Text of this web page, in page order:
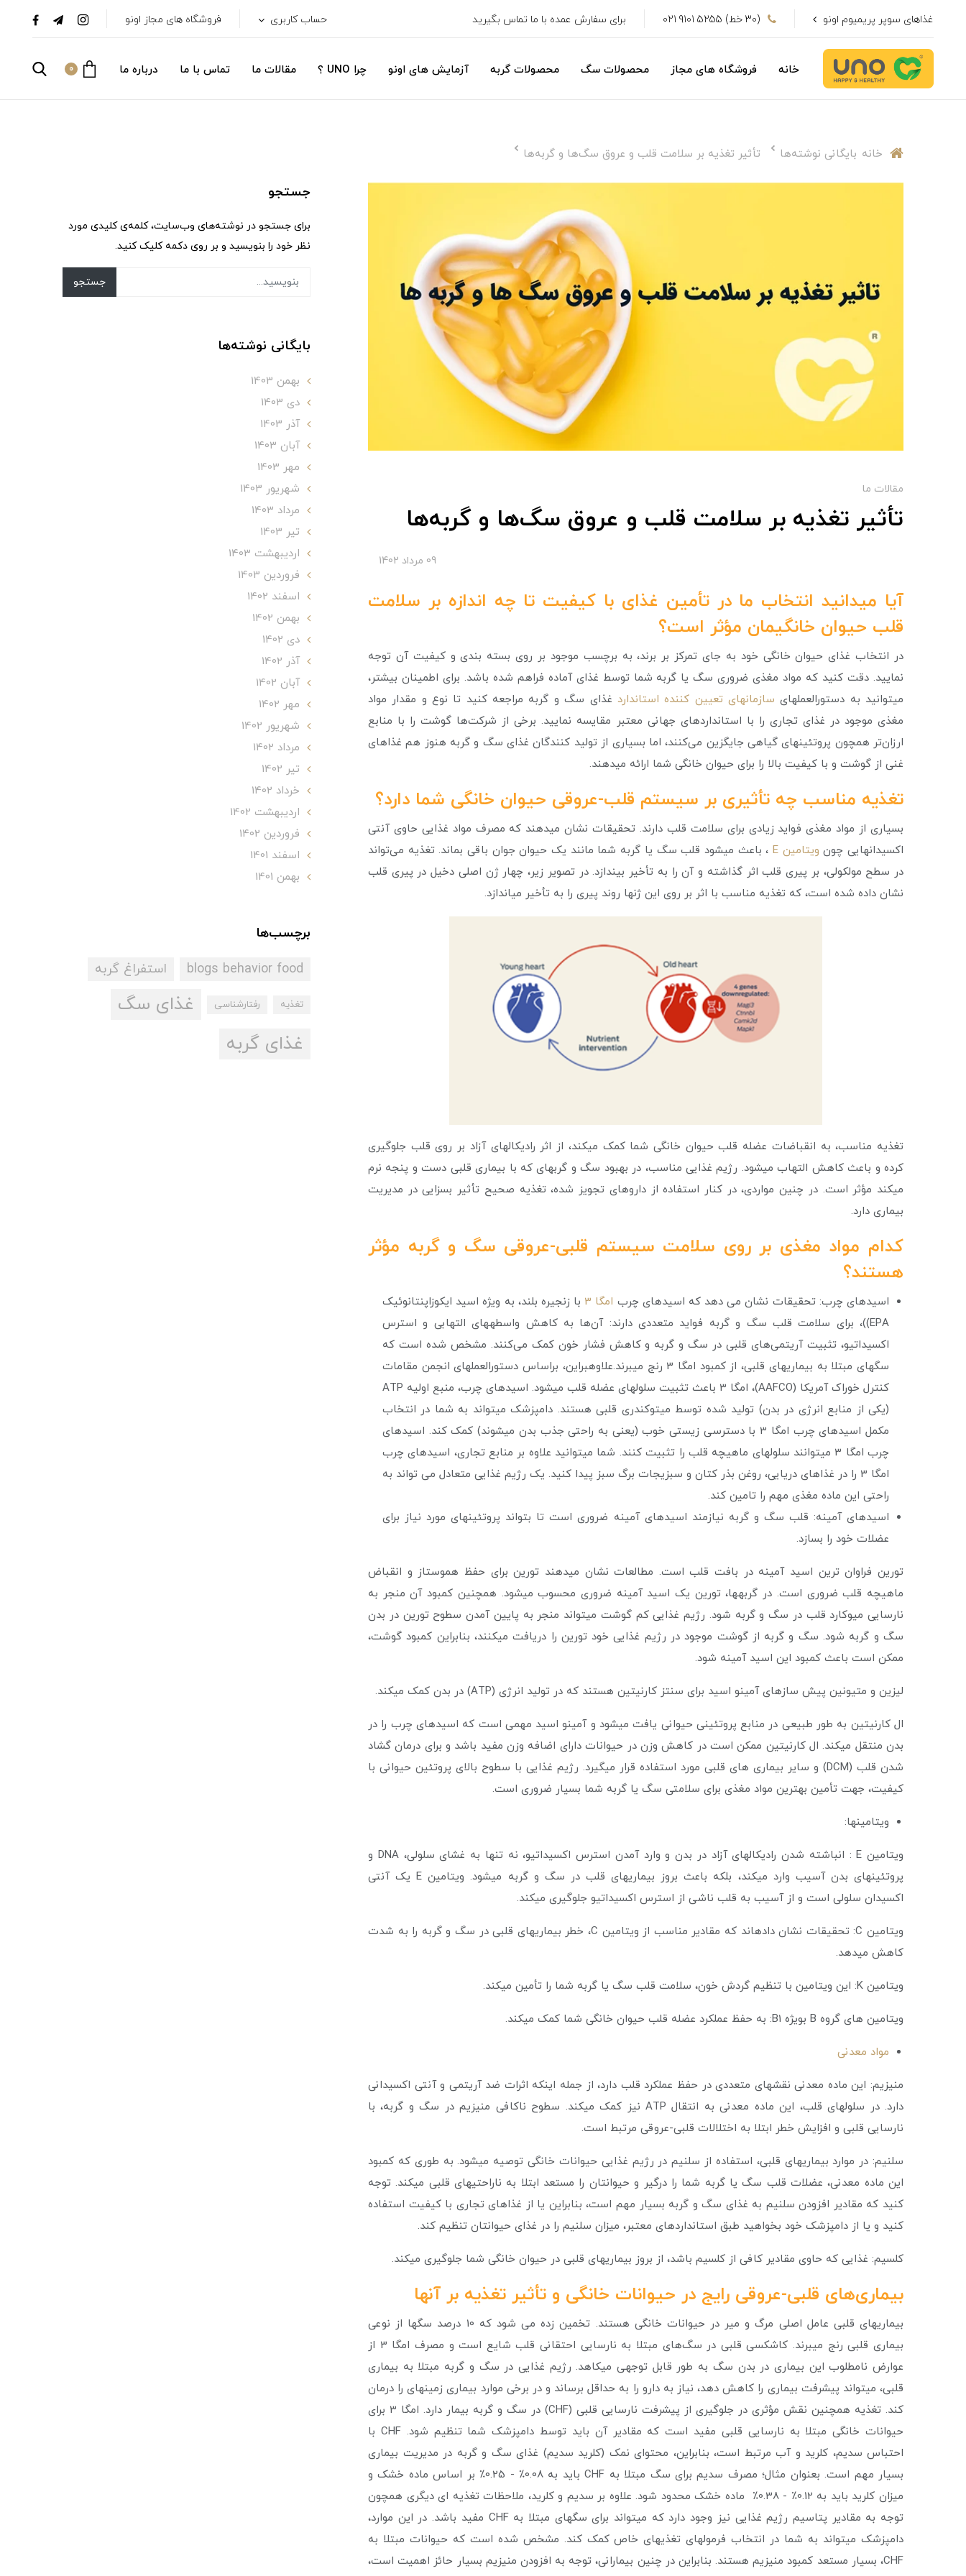
غذاهای سوپر پریمیوم اونو (30 خط) 5255 9101 021 برای سفارش عمده با ما تماس بگیرید حساب کاربری فروشگاه های مجاز اونو
خانه فروشگاه های مجاز محصولات سگ محصولات گربه آزمایش های اونو چرا UNO ؟ مقالات ما تماس با ما درباره ما 0
خانه بایگانی نوشته‌ها تأثیر تغذیه بر سلامت قلب و عروق سگ‌ها و گربه‌ها
مقالات ما
تأثیر تغذیه بر سلامت قلب و عروق سگ‌ها و گربه‌ها
09 مرداد 1402
آیا می­دانید انتخاب ما در تأمین غذای با کیفیت تا چه اندازه بر سلامت
قلب حیوان خانگیمان مؤثر است؟
در انتخاب غذای حیوان خانگی خود به جای تمرکز بر برند، به برچسب موجود بر روی بسته بندی و کیفیت آن توجه
نمایید. دقت کنید که مواد مغذی ضروری سگ یا گربه شما توسط غذای آماده فراهم شده باشد. برای اطمینان بیشتر،
می­توانید به دستورالعمل­های سازمان­های تعیین کننده استاندارد غذای سگ و گربه مراجعه کنید تا نوع و مقدار مواد
مغذی موجود در غذای تجاری را با استانداردهای جهانی معتبر مقایسه نمایید. برخی از شرکت‌ها گوشت را با منابع
ارزان‌تر همچون پروتئین­های گیاهی جایگزین می‌کنند، اما بسیاری از تولید کنندگان غذای سگ و گربه هنوز هم غذاهای
غنی از گوشت و با کیفیت بالا را برای حیوان خانگی شما ارائه می­دهند.
تغذیه مناسب چه تأثیری بر سیستم قلب-عروقی حیوان خانگی شما دارد؟
بسیاری از مواد مغذی فواید زیادی برای سلامت قلب دارند. تحقیقات نشان می­دهند که مصرف مواد غذایی حاوی آنتی
اکسیدان­هایی چون ویتامین E
، باعث می­شود قلب سگ یا گربه شما مانند یک حیوان جوان باقی بماند. تغذیه می‌تواند
در سطح مولکولی، بر پیری قلب اثر گذاشته و آن را به تأخیر بیندازد. در تصویر زیر، چهار ژن اصلی دخیل در پیری قلب
نشان داده شده است، که تغذیه مناسب با اثر بر روی این ژن­ها روند پیری را به تأخیر می­اندازد.
تغذیه مناسب، به انقباضات عضله قلب حیوان خانگی شما کمک می­کند، از اثر رادیکال­های آزاد بر روی قلب جلوگیری
کرده و باعث کاهش التهاب می­شود. رژیم غذایی مناسب، در بهبود سگ و گربه­ای که با بیماری قلبی دست و پنجه نرم
می­کند مؤثر است. در چنین مواردی، در کنار استفاده از داروهای تجویز شده، تغذیه صحیح تأثیر بسزایی در مدیریت
بیماری دارد.
کدام مواد مغذی بر روی سلامت سیستم قلبی-عروقی سگ و گربه مؤثر
هستند؟
اسیدهای چرب: تحقیقات نشان می دهد که اسیدهای چرب امگا 3
با زنجیره بلند، به ویژه اسید ایکوزاپنتانوئیک
EPA))، برای سلامت قلب سگ و گربه فواید متعددی دارند: آن‌ها به کاهش واسطه­های التهابی و استرس
اکسیداتیو، تثبیت آریتمی‌های قلبی در سگ و گربه و کاهش فشار خون کمک می‌کنند. مشخص شده است که
سگ­های مبتلا به بیماری­های قلبی، از کمبود امگا 3 رنج می­برند.علاوه­براین، براساس دستورالعمل­های انجمن مقامات
کنترل خوراک آمریکا (AAFCO)، امگا 3 باعث تثبیت سلول­های عضله قلب می­شود. اسیدهای چرب، منبع اولیه ATP
(یکی از منابع انرژی در بدن) تولید شده توسط میتوکندری قلبی هستند. دامپزشک می­تواند به شما در انتخاب
مکمل اسیدهای چرب امگا 3 با دسترسی زیستی خوب (یعنی به راحتی جذب بدن می­شوند) کمک کند. اسیدهای
چرب امگا 3 می­توانند سلول­های ماهیچه قلب را تثبیت کنند. شما می­توانید علاوه بر منابع تجاری، اسیدهای چرب
امگا 3 را در غذاهای دریایی، روغن بذر کتان و سبزیجات برگ سبز پیدا کنید. یک رژیم غذایی متعادل می تواند به
راحتی این ماده مغذی مهم را تامین کند.
اسیدهای آمینه: قلب سگ و گربه نیازمند اسیدهای آمینه ضروری است تا بتواند پروتئین­های مورد نیاز برای
عضلات خود را بسازد.
تورین فراوان ترین اسید آمینه در بافت قلب است. مطالعات نشان می­دهند تورین برای حفظ هموستاز و انقباض
ماهیچه قلب ضروری است. در گربه­ها، تورین یک اسید آمینه ضروری محسوب می­شود. همچنین کمبود آن منجر به
نارسایی میوکارد قلب در سگ و گربه شود. رژیم غذایی کم گوشت می­تواند منجر به پایین آمدن سطوح تورین در بدن
سگ و گربه شود. سگ و گربه از گوشت موجود در رژیم غذایی خود تورین را دریافت می­کنند، بنابراین کمبود گوشت،
ممکن است باعث کمبود این اسید آمینه شود.
لیزین و متیونین پیش سازهای آمینو اسید برای سنتز کارنیتین هستند که در تولید انرژی (ATP) در بدن کمک می­کند.
ال کارنیتین به طور طبیعی در منابع پروتئینی حیوانی یافت می­شود و آمینو اسید مهمی است که اسیدهای چرب را در
بدن منتقل می­کند. ال کارنیتین ممکن است در کاهش وزن در حیوانات دارای اضافه وزن مفید باشد و برای درمان گشاد
شدن قلب (DCM) و سایر بیماری های قلبی مورد استفاده قرار می­گیرد. رژیم غذایی با سطوح بالای پروتئین حیوانی با
کیفیت، جهت تأمین بهترین مواد مغذی برای سلامتی سگ یا گربه شما بسیار ضروری است.
ویتامین­ها:
ویتامین E : انباشته شدن رادیکال­های آزاد در بدن و وارد آمدن استرس اکسیداتیو، نه تنها به غشای سلولی، DNA و
پروتئین­های بدن آسیب وارد می­کند، بلکه باعث بروز بیماری­های قلب در سگ و گربه می­شود. ویتامین E یک آنتی
اکسیدان سلولی است و از آسیب به قلب ناشی از استرس اکسیداتیو جلوگیری می­کند.
ویتامین C: تحقیقات نشان داده­اند که مقادیر مناسب از ویتامین C، خطر بیماری­های قلبی در سگ و گربه را به شدت
کاهش می­دهد.
ویتامین K: این ویتامین با تنظیم گردش خون، سلامت قلب سگ یا گربه شما را تأمین می­کند.
ویتامین ­های گروه B بویژه B1: به حفظ عملکرد عضله قلب حیوان خانگی شما کمک می­کند.
مواد معدنی
منیزیم: این ماده معدنی نقش­های متعددی در حفظ عملکرد قلب دارد، از جمله اینکه اثرات ضد آریتمی و آنتی اکسیدانی
دارد. در سلول­های قلب، این ماده معدنی به انتقال ATP نیز کمک می­کند. سطوح ناکافی منیزیم در سگ و گربه، با
نارسایی قلبی و افزایش خطر ابتلا به اختلالات قلبی-عروقی مرتبط است.
سلنیم: در موارد بیماری­های قلبی، استفاده از سلنیم در رژیم غذایی حیوانات خانگی توصیه می­شود. به طوری که کمبود
این ماده معدنی، عضلات قلب سگ یا گربه شما را درگیر و حیوانتان را مستعد ابتلا به ناراحتی­های قلبی می­کند. توجه
کنید که مقادیر افزودن سلنیم به غذای سگ و گربه بسیار مهم است، بنابراین یا از غذاهای تجاری با کیفیت استفاده
کنید و یا از دامپزشک خود بخواهید طبق استانداردهای معتبر، میزان سلنیم را در غذای حیوانتان تنظیم کند.
کلسیم: غذایی که حاوی مقادیر کافی از کلسیم باشد، از بروز بیماری­های قلبی در حیوان خانگی شما جلوگیری می­کند.
بیماری‌های قلبی-عروقی رایج در حیوانات خانگی و تأثیر تغذیه بر آن­ها
بیماری­های قلبی عامل اصلی مرگ و میر در حیوانات خانگی هستند. تخمین زده می شود که 10 درصد سگ­ها از نوعی
بیماری قلبی رنج می­برند. کاشکسی قلبی در سگ‌های مبتلا به نارسایی احتقانی قلب شایع است و مصرف امگا 3 از
عوارض نامطلوب این بیماری در بدن سگ به طور قابل توجهی می­کاهد. رژیم غذایی در سگ و گربه مبتلا به بیماری
قلبی، می­تواند پیشرفت بیماری را کاهش دهد، نیاز به دارو را به حداقل برساند و در برخی موارد بیماری زمینه­ای را درمان
کند. تغذیه همچنین نقش مؤثری در جلوگیری از پیشرفت نارسایی قلبی (CHF) در سگ و گربه بیمار دارد. امگا 3 برای
حیوانات خانگی مبتلا به نارسایی قلبی مفید است که مقادیر آن باید توسط دامپزشک شما تنظیم شود. CHF با
احتباس سدیم، کلرید و آب مرتبط است، بنابراین، محتوای نمک (کلرید سدیم) غذای سگ و گربه در مدیریت بیماری
بسیار مهم است. بعنوان مثال؛ مصرف سدیم برای سگ مبتلا به CHF باید به 0.08٪ - 0.25٪ بر اساس ماده خشک و
میزان کلرید باید به 0.12٪ - 0.38٪ ماده خشک محدود شود. علاوه بر سدیم و کلرید، ملاحظات تغذیه ای دیگری همچون
توجه به مقادیر پتاسیم رژیم غذایی نیز وجود دارد که می­تواند برای سگ­های مبتلا به CHF مفید باشد. در این موارد،
دامپزشک می­تواند به شما در انتخاب فرمول­های تغذیه­ای خاص کمک کند. مشخص شده است که حیوانات مبتلا به
CHF، بسیار مستعد کمبود منیزیم هستند. بنابراین در چنین بیمارانی، توجه به افزودن منیزیم بسیار حائز اهمیت است،
جستجو
برای جستجو در نوشته‌های وب‌سایت، کلمه‌ی کلیدی مورد
نظر خود را بنویسید و بر روی دکمه کلیک کنید.
جستجو
بایگانی نوشته‌ها
بهمن 1403
دی 1403
آذر 1403
آبان 1403
مهر 1403
شهریور 1403
مرداد 1403
تير 1403
ارديبهشت 1403
فروردین 1403
اسفند 1402
بهمن 1402
دی 1402
آذر 1402
آبان 1402
مهر 1402
شهریور 1402
مرداد 1402
تير 1402
خرداد 1402
ارديبهشت 1402
فروردین 1402
اسفند 1401
بهمن 1401
برچسب‌ها
blogs behavior food
استفراغ گربه
تغذیه رفتارشناسی
غذای سگ
غذای گربه